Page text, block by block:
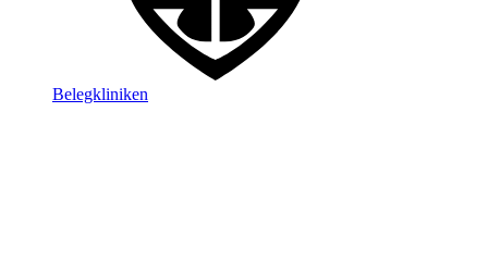
Belegkliniken